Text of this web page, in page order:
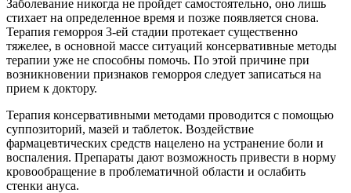
Заболевание никогда не пройдет самостоятельно, оно лишь
стихает на определенное время и позже появляется снова.
Терапия геморроя 3-ей стадии протекает существенно
тяжелее, в основной массе ситуаций консервативные методы
терапии уже не способны помочь. По этой причине при
возникновении признаков геморроя следует записаться на
прием к доктору.
Терапия консервативными методами проводится с помощью
суппозиторий, мазей и таблеток. Воздействие
фармацевтических средств нацелено на устранение боли и
воспаления. Препараты дают возможность привести в норму
кровообращение в проблематичной области и ослабить
стенки ануса.